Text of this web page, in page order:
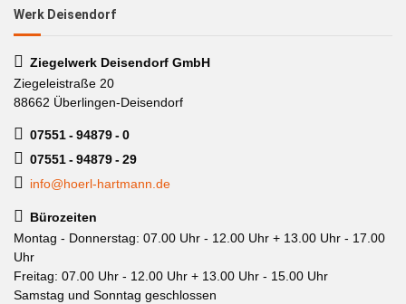
Werk Deisendorf
Ziegelwerk Deisendorf GmbH
Ziegeleistraße 20
88662 Überlingen-Deisendorf
07551 - 94879 - 0
07551 - 94879 - 29
info@hoerl-hartmann.de
Bürozeiten
Montag - Donnerstag: 07.00 Uhr - 12.00 Uhr + 13.00 Uhr - 17.00
Uhr
Freitag: 07.00 Uhr - 12.00 Uhr + 13.00 Uhr - 15.00 Uhr
Samstag und Sonntag geschlossen